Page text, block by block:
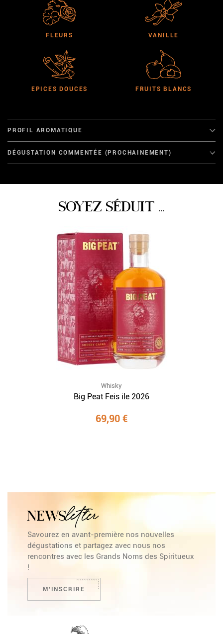
FLEURS VANILLE
EPICES DOUCES FRUITS BLANCS
PROFIL AROMATIQUE
DÉGUSTATION COMMENTÉE (PROCHAINEMENT)
SOYEZ SÉDUIT ...
Whisky
Big Peat Feis ile 2026
69,90 €
NEWSletter
Savourez en avant-première nos nouvelles
dégustations et partagez avec nous nos
rencontres avec les Grands Noms des Spiritueux
!
M'INSCRIRE